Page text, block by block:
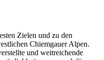
Zielen und zu den
Chiemgauer Alpen.
und weitreichende